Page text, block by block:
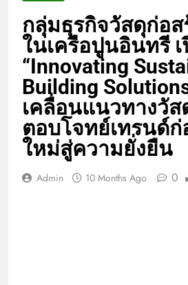
กลุ่มธุรกิจวัสดุก่อส
ในเครือปูนอินทรี
“Innovating
Building
เคลื่อนแนวทางวัส
ตอบโจทย์เทรนด์ก่
ใหม่สู่ความยั่งยืน
Admin 10 Months Ago 0